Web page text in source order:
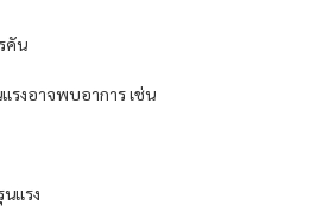
คัน
รงอาจพบอาการ เช่น
เเรง